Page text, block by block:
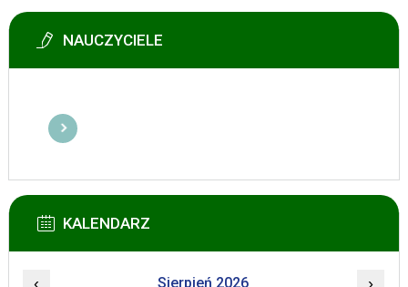
NAUCZYCIELE
KALENDARZ
‹ Sierpień 2026 ›